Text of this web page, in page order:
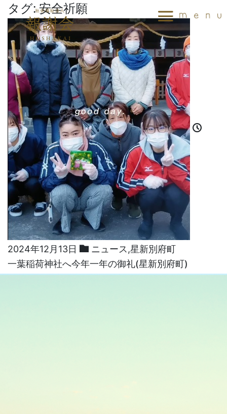
タグ:安全祈願
2024年12月13日 ニュース ,星新別府町
一葉稲荷神社へ今年一年の御礼(星新別府町)